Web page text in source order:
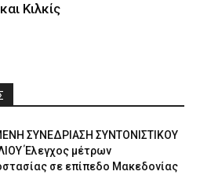
Κιλκίς
ΣΥΝΕΔΡΙΑΣΗ ΣΥΝΤΟΝΙΣΤΙΚΟΥ
Έλεγχος μέτρων
σε επίπεδο Μακεδονίας